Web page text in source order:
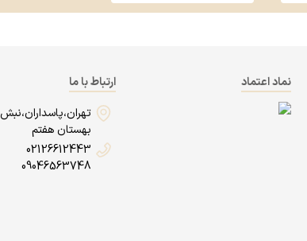
نماد اعتماد
ارتباط با ما
تهران،پاسداران،نبش
بهستان هفتم
02126612443
09046563748